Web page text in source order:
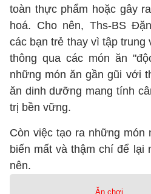
toàn thực phẩm hoặc gây
hoá. Cho nên, Ths-BS
các bạn trẻ thay vì tập trung
thông qua các món ăn
những món ăn gần gũi với
ăn dinh dưỡng mang tính
trị bền vững.
Còn việc tạo ra những món
biến mất và thậm chí để lại
nên.
Ăn chơi